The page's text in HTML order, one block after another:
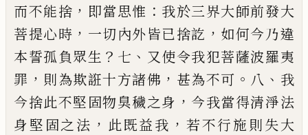
而不能捨 ， 即當思惟 ： 我於三界大師前發大
菩提心時 ， 一切內外皆已捨訖 ， 如何今乃違
本誓孤負眾生 ？ 七 、 又使令我犯菩薩波羅夷
罪 ， 則為欺誑十方諸佛 ， 甚為不可 。 八 、 我
今捨此不堅固物臭穢之身 ， 今我當得清淨法
身堅固之法 ， 此既益我 ， 若不行施則失大